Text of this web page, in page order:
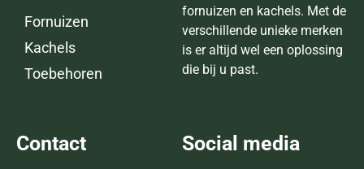
Fornuizen
Kachels
Toebehoren
fornuizen en kachels. Met de
verschillende unieke merken
is er altijd wel een oplossing
die bij u past.
Contact Social media